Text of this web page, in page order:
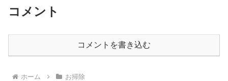
コメント
コメントを書き込む
ホーム お掃除